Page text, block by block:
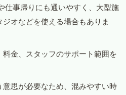
仕事帰りにも通いやすく、大型施
オなどを使える場合もありま
金、スタッフのサポート範囲を
思が必要なため、混みやすい時